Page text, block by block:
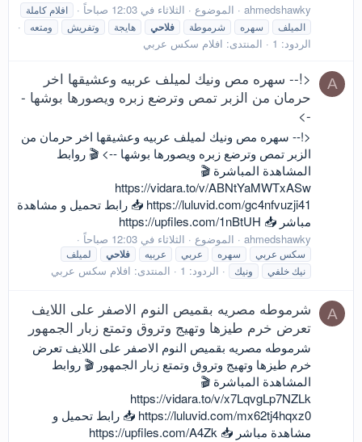
ahmedshawky الموضوع الثلاثاء في 12:03 صباحاً
افلام كاملة
الميلف
سهره شرموطة فلاحي هايجة وتفريش ومتعه
الردود: 1 المنتدى: افلام سكس عربي
A
<!-- سهره مص ونيك لميلف عربيه وعشيقها اخر
حرمان من الزبر تمص وترضع زبره ويصورها بوشها -
->
<!-- سهره مص ونيك لميلف عربيه وعشيقها اخر حرمان من
الزبر تمص وترضع زبره ويصورها بوشها --> 🎬 روابط
المشاهدة المباشرة 🎬
https://vidara.to/v/ABNtYaMWTxASw
https://luluvid.com/gc4nfvuzji41 📥 رابط تحميل و مشاهدة
مباشر 📥 https://upfiles.com/1nBtUH
ahmedshawky الموضوع الثلاثاء في 12:03 صباحاً
سكس عربي سهره عربي عربيه فلاحي
لميلف
نيك خلفي
ونيك الردود: 1 المنتدى: افلام سكس عربي
A
شرموطه مصريه بقميص النوم الاصفر على اللايف
تعرض خرم طيزها وتهيج وتروق وتمتع زبار الجمهور
شرموطه مصريه بقميص النوم الاصفر على اللايف تعرض
خرم طيزها وتهيج وتروق وتمتع زبار الجمهور 🎬 روابط
المشاهدة المباشرة 🎬
https://vidara.to/v/x7LqvgLp7NZLk
https://luluvid.com/mx62tj4hqxz0 📥 رابط تحميل و
مشاهدة مباشر 📥 https://upfiles.com/A4Zk